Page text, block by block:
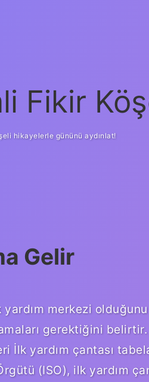
Fikir
hikayelerle gününü aydınlat!
Gelir
yardım merkezi
gerektiğini
İlk yardım çantası
(ISO), ilk yardım